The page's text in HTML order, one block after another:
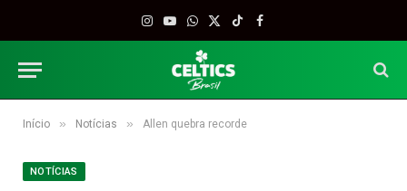
Instagram
YouTube
WhatsApp
X
TikTokFacebook
Início » Notícias » Allen quebra recorde
NOTÍCIAS